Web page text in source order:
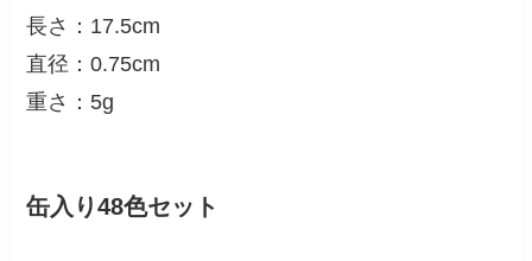
長さ：17.5cm
直径：0.75cm
重さ：5g
缶入り48色セット